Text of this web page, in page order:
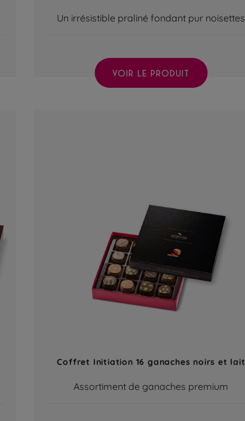
Un irrésistible praliné fondant pur noisettes
VOIR LE PRODUIT
Coffret Initiation 16 ganaches noirs et lait
Assortiment de ganaches premium